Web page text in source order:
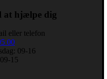
at hjælpe dig
eller telefon
00
09-16
15